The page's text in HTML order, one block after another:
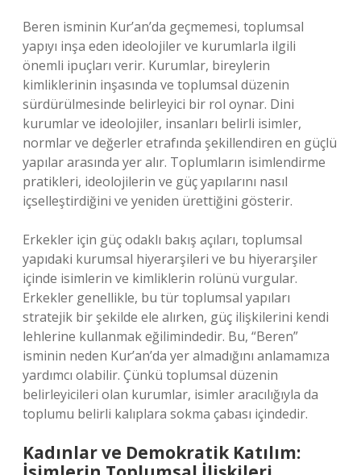
Beren isminin Kur’an’da geçmemesi, toplumsal
yapıyı inşa eden ideolojiler ve kurumlarla ilgili
önemli ipuçları verir. Kurumlar, bireylerin
kimliklerinin inşasında ve toplumsal düzenin
sürdürülmesinde belirleyici bir rol oynar. Dini
kurumlar ve ideolojiler, insanları belirli isimler,
normlar ve değerler etrafında şekillendiren en güçlü
yapılar arasında yer alır. Toplumların isimlendirme
pratikleri, ideolojilerin ve güç yapılarını nasıl
içselleştirdiğini ve yeniden ürettiğini gösterir.
Erkekler için güç odaklı bakış açıları, toplumsal
yapıdaki kurumsal hiyerarşileri ve bu hiyerarşiler
içinde isimlerin ve kimliklerin rolünü vurgular.
Erkekler genellikle, bu tür toplumsal yapıları
stratejik bir şekilde ele alırken, güç ilişkilerini kendi
lehlerine kullanmak eğilimindedir. Bu, “Beren”
isminin neden Kur’an’da yer almadığını anlamamıza
yardımcı olabilir. Çünkü toplumsal düzenin
belirleyicileri olan kurumlar, isimler aracılığıyla da
toplumu belirli kalıplara sokma çabası içindedir.
Kadınlar ve Demokratik Katılım: